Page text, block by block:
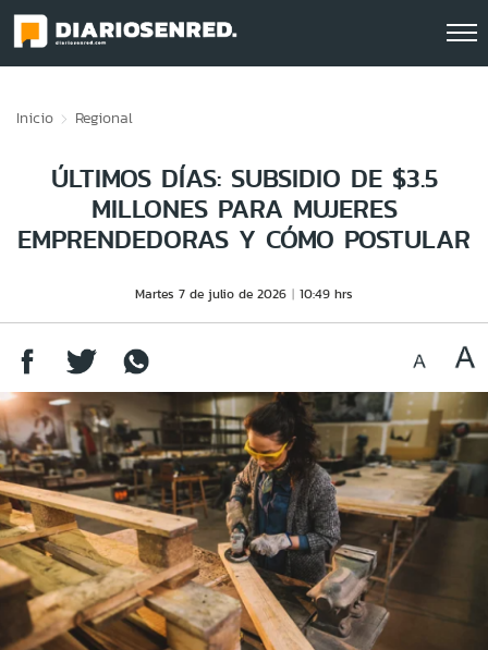
Inicio Regional
ÚLTIMOS DÍAS: SUBSIDIO DE $3.5
MILLONES PARA MUJERES
EMPRENDEDORAS Y CÓMO POSTULAR
Martes 7 de julio de 2026 10:49 hrs